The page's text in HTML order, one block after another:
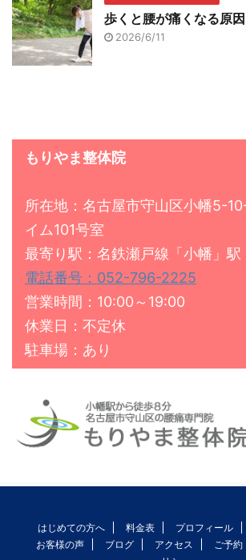
歩くと腰が痛くなる原因
2026/6/11
もりやま整体院
所在地：名古屋市守山区小幡5-
イム101号室
最寄り駅：名鉄瀬戸線「小幡」
電話番号：052-796-2225
営業時間：10:00～19:00
休業日：不定休
駐車場：あり
はじめての方へ 料金表 プロフィール
お客様の声
ブログ アクセス ご予約